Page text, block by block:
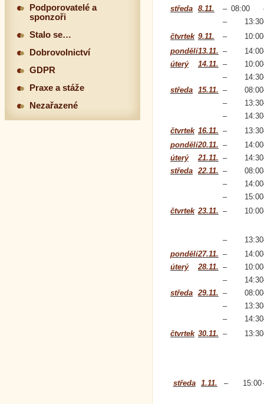
středa 8.11. – 08:00
–
13:30
čtvrtek 9.11. – 10:00
pondělí13.11. – 14:00
úterý
14.11. – 10:00
–
14:30
středa 15.11. – 08:00
–
13:30
–
14:30
čtvrtek 16.11. – 13:30
pondělí20.11. – 14:00
úterý
21.11. – 14:30
středa 22.11. – 08:00
–
14:00
–
15:00
čtvrtek 23.11. – 10:00
– 13:30
pondělí27.11. – 14:00
úterý
28.11. – 10:00
–
14:30
středa 29.11. – 08:00
–
13:30
–
14:30
čtvrtek 30.11. – 13:30
středa 1.11. – 15:00
Podporovatelé a
sponzoři
Stalo se…
Dobrovolnictví
GDPR
Praxe a stáže
Nezařazené